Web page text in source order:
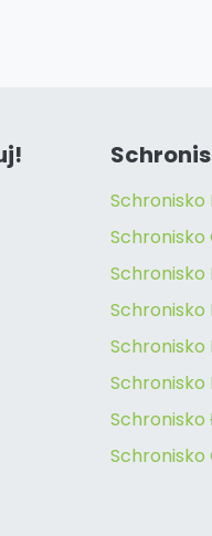
Schronisko
Schronisko
Schronisko
Schronisko
Schronisko
Schronisko
Schronisko
Schronisko